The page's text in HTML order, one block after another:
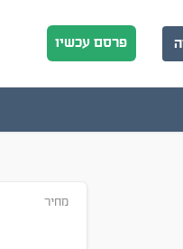
פרסם עכשיו
מחיר